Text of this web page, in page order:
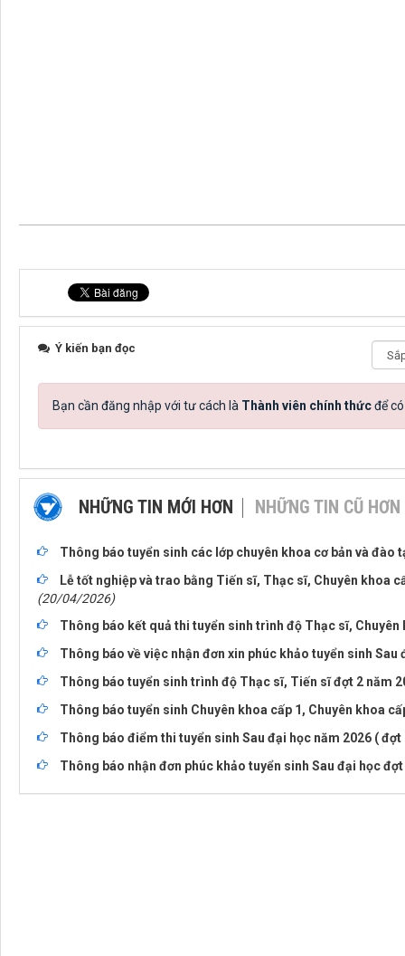
Ý kiến bạn đọc
Bạn cần đăng nhập với tư cách là Thành viên chính thứcđể
NHỮNG TIN MỚI HƠN NHỮNG TIN CŨ HƠN
Thông báo tuyển sinh các lớp chuyên khoa cơ bản và đào
Lễ tốt nghiệp và trao bằng Tiến sĩ, Thạc sĩ, Chuyên khoa
(20/04/2026)
Thông báo kết quả thi tuyển sinh trình độ Thạc sĩ, Chuyên
Thông báo về việc nhận đơn xin phúc khảo tuyển sinh Sau
Thông báo tuyển sinh trình độ Thạc sĩ, Tiến sĩ đợt 2 năm
Thông báo tuyển sinh Chuyên khoa cấp 1, Chuyên khoa
Thông báo điểm thi tuyển sinh Sau đại học năm 2026 ( đợt
Thông báo nhận đơn phúc khảo tuyển sinh Sau đại học